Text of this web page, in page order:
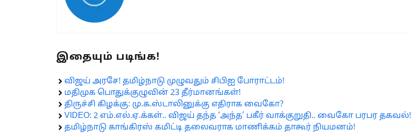
இதையும் படிங்க!
விஜய் அரசே! தமிழ்நாடு முழுவதும் சிபிஐ போராட்டம்!
மதிமுக பொதுக்குழுவின் 23 தீர்மானங்கள்!
திருச்சி கிழக்கு: மு.க.ஸ்டாலினுக்கு எதிராக வைகோ?
VIDEO: 2 எம்.எல்.ஏ.க்கள்.. விஜய் தந்த ‘அந்த’ பகீர் வாக்குறுதி.. வைகோ பரபர தகவல்!
தமிழ்நாடு காங்கிரஸ் கமிட்டி தலைவராக மாணிக்கம் தாகூர் நியமனம்!